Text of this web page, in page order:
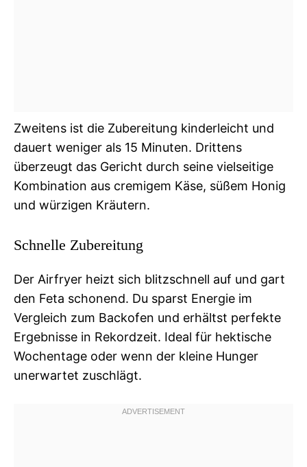
Zweitens ist die Zubereitung kinderleicht und
dauert weniger als 15 Minuten. Drittens
überzeugt das Gericht durch seine vielseitige
Kombination aus cremigem Käse, süßem Honig
und würzigen Kräutern.
Schnelle Zubereitung
Der Airfryer heizt sich blitzschnell auf und gart
den Feta schonend. Du sparst Energie im
Vergleich zum Backofen und erhältst perfekte
Ergebnisse in Rekordzeit. Ideal für hektische
Wochentage oder wenn der kleine Hunger
unerwartet zuschlägt.